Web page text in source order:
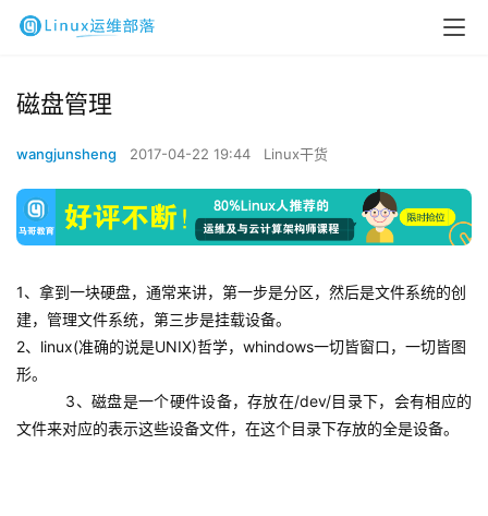
磁盘管理
wangjunsheng 2017-04-22 19:44 Linux干货
1、拿到一块硬盘，通常来讲，第一步是分区，然后是文件系统的创
建，管理文件系统，第三步是挂载设备。
2、linux(准确的说是UNIX)哲学，whindows一切皆窗口，一切皆图
形。
文件来对应的表示这些设备文件，在这个目录下存放的全是设备。